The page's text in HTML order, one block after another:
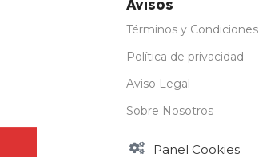
Avisos
Términos y Condiciones
Política de privacidad
Aviso Legal
Sobre Nosotros
Panel Cookies